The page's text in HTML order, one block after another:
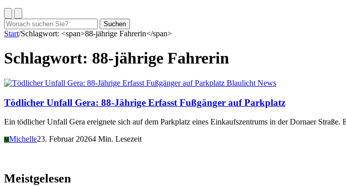
Suchen
nach:
Suchen
Start/Schlagwort: <span>88-jährige Fahrerin</span>
Schlagwort: 88-jährige Fahrerin
Blaulicht News
Tödlicher Unfall Gera: 88-Jährige Erfasst Fußgänger auf Parkplatz
Ein tödlicher Unfall Gera ereignete sich auf dem Parkplatz eines Einkaufszentrums in der Dornaer
MMichelle23. Februar 20264 Min. Lesezeit
Meistgelesen